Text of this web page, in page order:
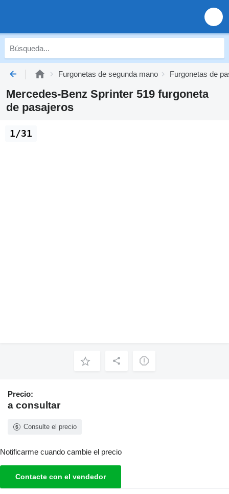
Furgonetas de segunda mano Furgonetas de
Mercedes-Benz Sprinter 519 furgoneta
de pasajeros
1/31
Precio:
a consultar
Consulte el precio
Notificarme cuando cambie el precio
Contacte con el vendedor